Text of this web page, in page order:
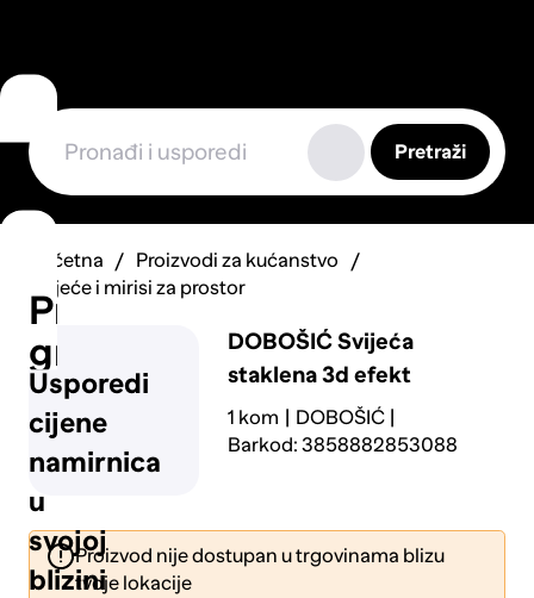
Usporedi
cijene
namirnica
u
svojoj
blizini
Prijavi
grešku
Pretraži
Početna
Proizvodi za kućanstvo
Svijeće i mirisi za prostor
DOBOŠIĆSvijeća
staklena 3d efekt
1 kom
DOBOŠIĆ
Barkod: 3858882853088
Proizvod nije dostupan u trgovinama blizu
tvoje lokacije